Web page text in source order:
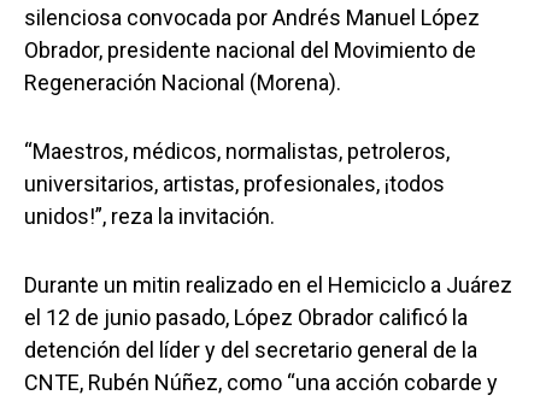
silenciosa convocada por Andrés Manuel López
Obrador, presidente nacional del Movimiento de
Regeneración Nacional (Morena).
“Maestros, médicos, normalistas, petroleros,
universitarios, artistas, profesionales, ¡todos
unidos!”, reza la invitación.
Durante un mitin realizado en el Hemiciclo a Juárez
el 12 de junio pasado, López Obrador calificó la
detención del líder y del secretario general de la
CNTE, Rubén Núñez, como “una acción cobarde y